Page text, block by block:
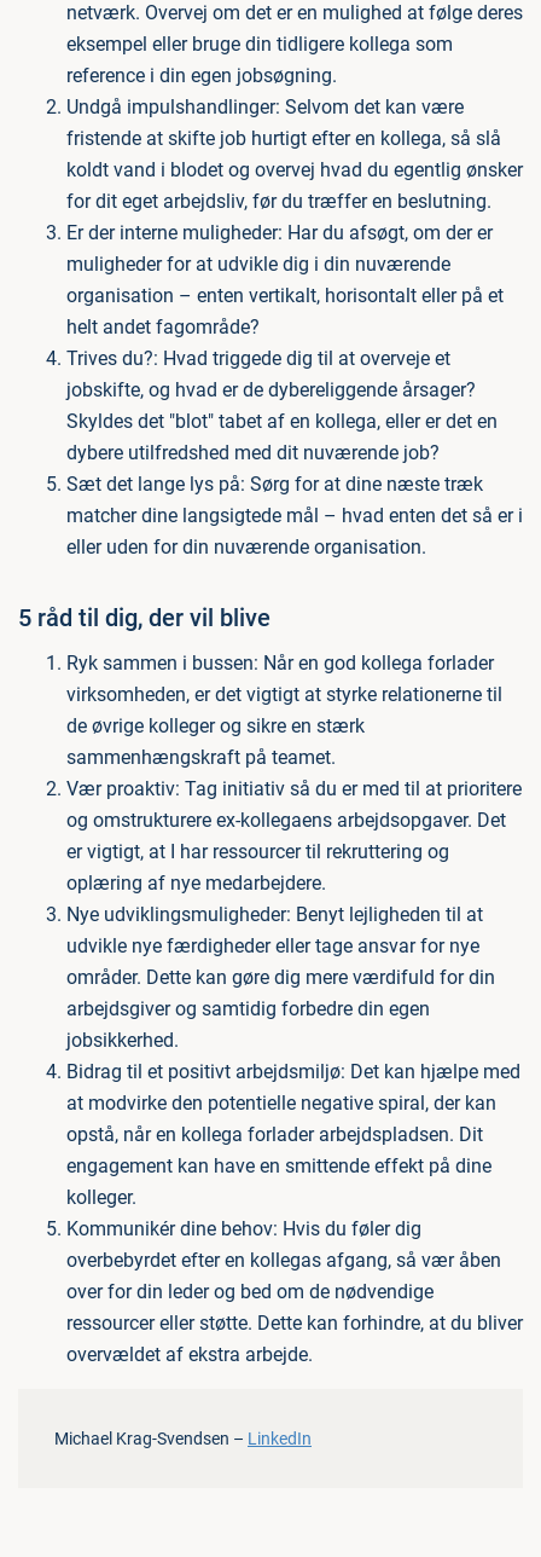
netværk. Overvej om det er en mulighed at følge deres
eksempel eller bruge din tidligere kollega som
reference i din egen jobsøgning.
Undgå impulshandlinger: Selvom det kan være
fristende at skifte job hurtigt efter en kollega, så slå
koldt vand i blodet og overvej hvad du egentlig ønsker
for dit eget arbejdsliv, før du træffer en beslutning.
Er der interne muligheder: Har du afsøgt, om der er
muligheder for at udvikle dig i din nuværende
organisation – enten vertikalt, horisontalt eller på et
helt andet fagområde?
Trives du?: Hvad triggede dig til at overveje et
jobskifte, og hvad er de dybereliggende årsager?
Skyldes det "blot" tabet af en kollega, eller er det en
dybere utilfredshed med dit nuværende job?
Sæt det lange lys på: Sørg for at dine næste træk
matcher dine langsigtede mål – hvad enten det så er i
eller uden for din nuværende organisation.
5 råd til dig, der vil blive
Ryk sammen i bussen: Når en god kollega forlader
virksomheden, er det vigtigt at styrke relationerne til
de øvrige kolleger og sikre en stærk
sammenhængskraft på teamet.
Vær proaktiv: Tag initiativ så du er med til at prioritere
og omstrukturere ex-kollegaens arbejdsopgaver. Det
er vigtigt, at I har ressourcer til rekruttering og
oplæring af nye medarbejdere.
Nye udviklingsmuligheder: Benyt lejligheden til at
udvikle nye færdigheder eller tage ansvar for nye
områder. Dette kan gøre dig mere værdifuld for din
arbejdsgiver og samtidig forbedre din egen
jobsikkerhed.
Bidrag til et positivt arbejdsmiljø: Det kan hjælpe med
at modvirke den potentielle negative spiral, der kan
opstå, når en kollega forlader arbejdspladsen. Dit
engagement kan have en smittende effekt på dine
kolleger.
Kommunikér dine behov: Hvis du føler dig
overbebyrdet efter en kollegas afgang, så vær åben
over for din leder og bed om de nødvendige
ressourcer eller støtte. Dette kan forhindre, at du bliver
overvældet af ekstra arbejde.
Michael Krag-Svendsen – LinkedIn